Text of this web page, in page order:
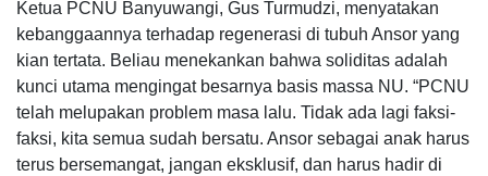
Ketua PCNU Banyuwangi, Gus Turmudzi, menyatakan
kebanggaannya terhadap regenerasi di tubuh Ansor yang
kian tertata. Beliau menekankan bahwa soliditas adalah
kunci utama mengingat besarnya basis massa NU. “PCNU
telah melupakan problem masa lalu. Tidak ada lagi faksi-
faksi, kita semua sudah bersatu. Ansor sebagai anak harus
terus bersemangat, jangan eksklusif, dan harus hadir di